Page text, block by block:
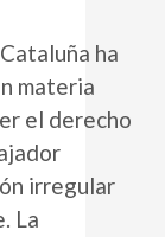
ha
materia
el derecho
irregular
La